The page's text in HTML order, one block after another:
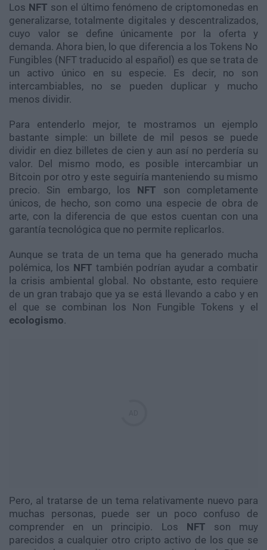
Los NFT son el último fenómeno de criptomonedas en
generalizarse, totalmente digitales y descentralizados,
cuyo valor se define únicamente por la oferta y
demanda. Ahora bien, lo que diferencia a los Tokens No
Fungibles (NFT traducido al español) es que se trata de
un activo único en su especie. Es decir, no son
intercambiables, no se pueden duplicar y mucho
menos dividir.
Para entenderlo mejor, te mostramos un ejemplo
bastante simple: un billete de mil pesos se puede
dividir en diez billetes de cien y aun así no perdería su
valor. Del mismo modo, es posible intercambiar un
Bitcoin por otro y este seguiría manteniendo su mismo
precio. Sin embargo, los NFT son completamente
únicos, de hecho, son como una especie de obra de
arte, con la diferencia de que estos cuentan con una
garantía tecnológica que no permite replicarlos.
Aunque se trata de un tema que ha generado mucha
polémica, los NFT también podrían ayudar a combatir
la crisis ambiental global. No obstante, esto requiere
de un gran trabajo que ya se está llevando a cabo y en
el que se combinan los Non Fungible Tokens y el
ecologismo.
Pero, al tratarse de un tema relativamente nuevo para
muchas personas, puede ser un poco confuso de
comprender en un principio. Los NFT son muy
parecidos a cualquier otro cripto activo de los que se